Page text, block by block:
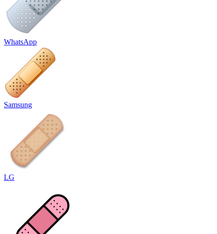
WhatsApp
Samsung
LG